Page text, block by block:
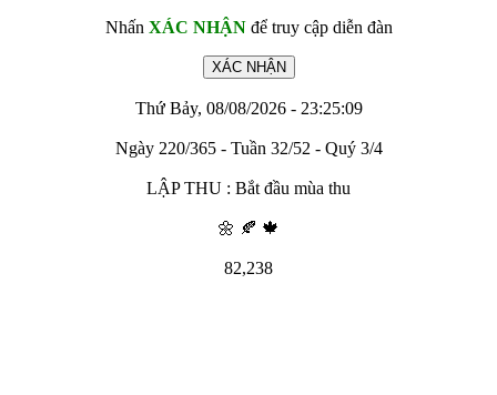
Nhấn XÁC NHẬNđể truy cập diễn đàn
Thứ Bảy, 08/08/2026 - 23:25:09
Ngày 220/365 - Tuần 32/52 - Quý 3/4
LẬP THU : Bắt đầu mùa thu
🌼 🍂 🍁
82,238